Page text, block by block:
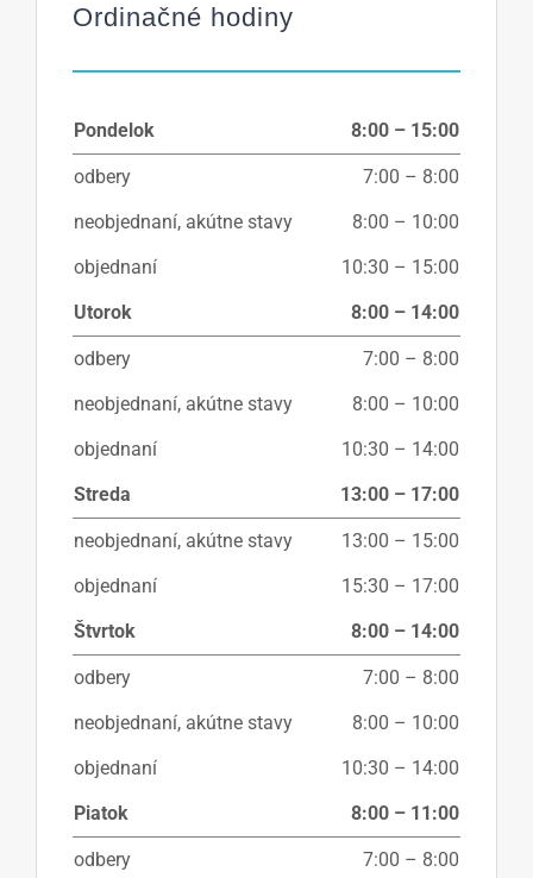
Ordinačné hodiny
Pondelok 8:00 – 15:00
odbery
7:00 – 8:00
neobjednaní, akútne stavy
8:00 – 10:00
objednaní
10:30 – 15:00
Utorok
8:00 – 14:00
odbery
7:00 – 8:00
neobjednaní, akútne stavy
8:00 – 10:00
objednaní
10:30 – 14:00
Streda
13:00 – 17:00
neobjednaní, akútne stavy
13:00 – 15:00
objednaní
15:30 – 17:00
Štvrtok
8:00 – 14:00
odbery
7:00 – 8:00
neobjednaní, akútne stavy
8:00 – 10:00
objednaní
10:30 – 14:00
Piatok
8:00 – 11:00
odbery
7:00 – 8:00